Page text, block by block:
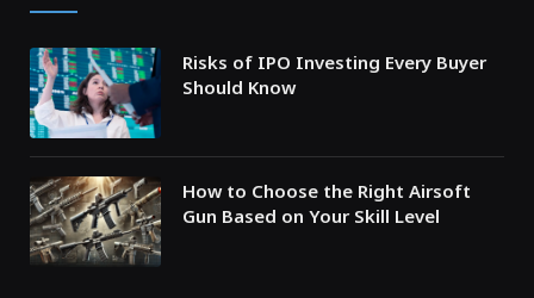
Risks of IPO Investing Every Buyer
Should Know
How to Choose the Right Airsoft
Gun Based on Your Skill Level